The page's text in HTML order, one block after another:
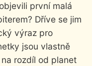
první malá
Dříve se jim
výraz pro
jsou vlastně
rozdíl od planet